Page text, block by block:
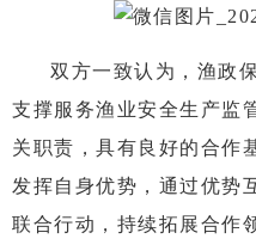
双方一致认为，渔政
支撑服务渔业安全生产监
关职责，具有良好的合作
发挥自身优势，通过优势
联合行动，持续拓展合作